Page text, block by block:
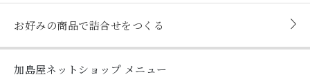
お好みの商品で詰合せをつくる
加島屋ネットショップ メニュー